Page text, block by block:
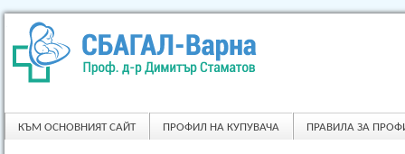
КЪМ ОСНОВНИЯТ САЙТ ПРОФИЛ НА КУПУВАЧА ПРАВИЛА ЗА